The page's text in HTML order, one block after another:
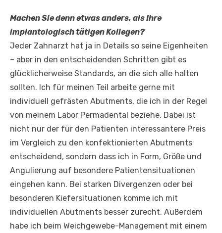
Machen Sie denn etwas anders, als Ihre
implantologisch tätigen Kollegen?
Jeder Zahnarzt hat ja in Details so seine Eigenheiten
– aber in den entscheidenden Schritten gibt es
glücklicherweise Standards, an die sich alle halten
sollten. Ich für meinen Teil arbeite gerne mit
individuell gefrästen Abutments, die ich in der Regel
von meinem Labor Permadental beziehe. Dabei ist
nicht nur der für den Patienten interessantere Preis
im Vergleich zu den konfektionierten Abutments
entscheidend, sondern dass ich in Form, Größe und
Angulierung auf besondere Patientensituationen
eingehen kann. Bei starken Divergenzen oder bei
besonderen Kiefersituationen komme ich mit
individuellen Abutments besser zurecht. Außerdem
habe ich beim Weichgewebe-Management mit einem